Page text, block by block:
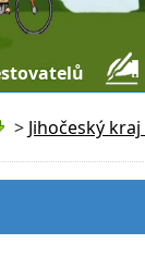
> Jihočeský kraj